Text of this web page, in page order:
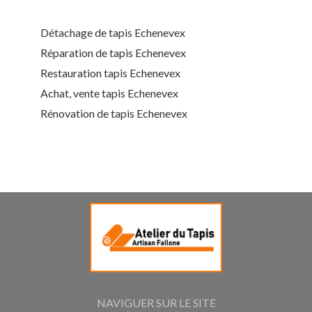
Détachage de tapis Echenevex
Réparation de tapis Echenevex
Restauration tapis Echenevex
Achat, vente tapis Echenevex
Rénovation de tapis Echenevex
NAVIGUER SUR LE SITE